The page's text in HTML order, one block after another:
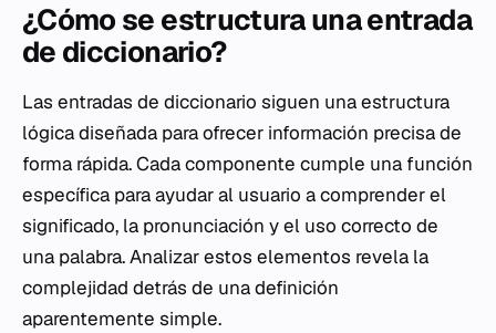
¿Cómo se estructura una entrada
de diccionario?
Las entradas de diccionario siguen una estructura
lógica diseñada para ofrecer información precisa de
forma rápida. Cada componente cumple una función
específica para ayudar al usuario a comprender el
significado, la pronunciación y el uso correcto de
una palabra. Analizar estos elementos revela la
complejidad detrás de una definición
aparentemente simple.